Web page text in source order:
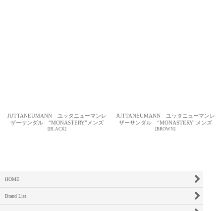
JUTTANEUMANN ユッタニューマンレ
ザーサンダル “MONASTERY”メンズ
[BLACK]
JUTTANEUMANN ユッタニューマンレ
ザーサンダル “MONASTERY”メンズ
[BROWN]
HOME
Brand List